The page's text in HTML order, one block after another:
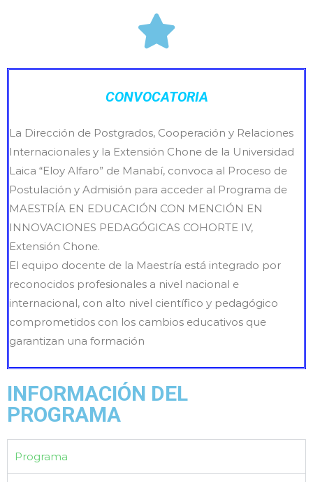
CONVOCATORIA
La Dirección de Postgrados, Cooperación y Relaciones
Internacionales y la Extensión Chone de la Universidad
Laica “Eloy Alfaro” de Manabí, convoca al Proceso de
Postulación y Admisión para acceder al Programa de
MAESTRÍA EN EDUCACIÓN CON MENCIÓN EN
INNOVACIONES PEDAGÓGICAS COHORTE IV,
Extensión Chone.
El equipo docente de la Maestría está integrado por
reconocidos profesionales a nivel nacional e
internacional, con alto nivel científico y pedagógico
comprometidos con los cambios educativos que
garantizan una formación
INFORMACIÓN DEL
PROGRAMA
Programa